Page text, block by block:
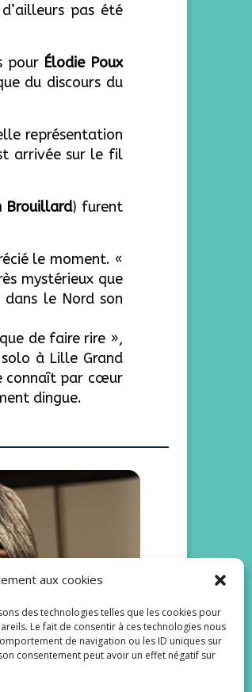
aux cookies
des technologies telles que les cookies pour
Le fait de consentir à ces technologies nous
de navigation ou les ID uniques sur
consentement peut avoir un effet négatif sur
pas été
pourÉlodie Poux
du discours du
représentation
arrivée sur le fil
Brouillard) furent
le moment. «
mystérieux que
le Nord son
de faire rire »,
à Lille Grand
connaît par cœur
dingue.